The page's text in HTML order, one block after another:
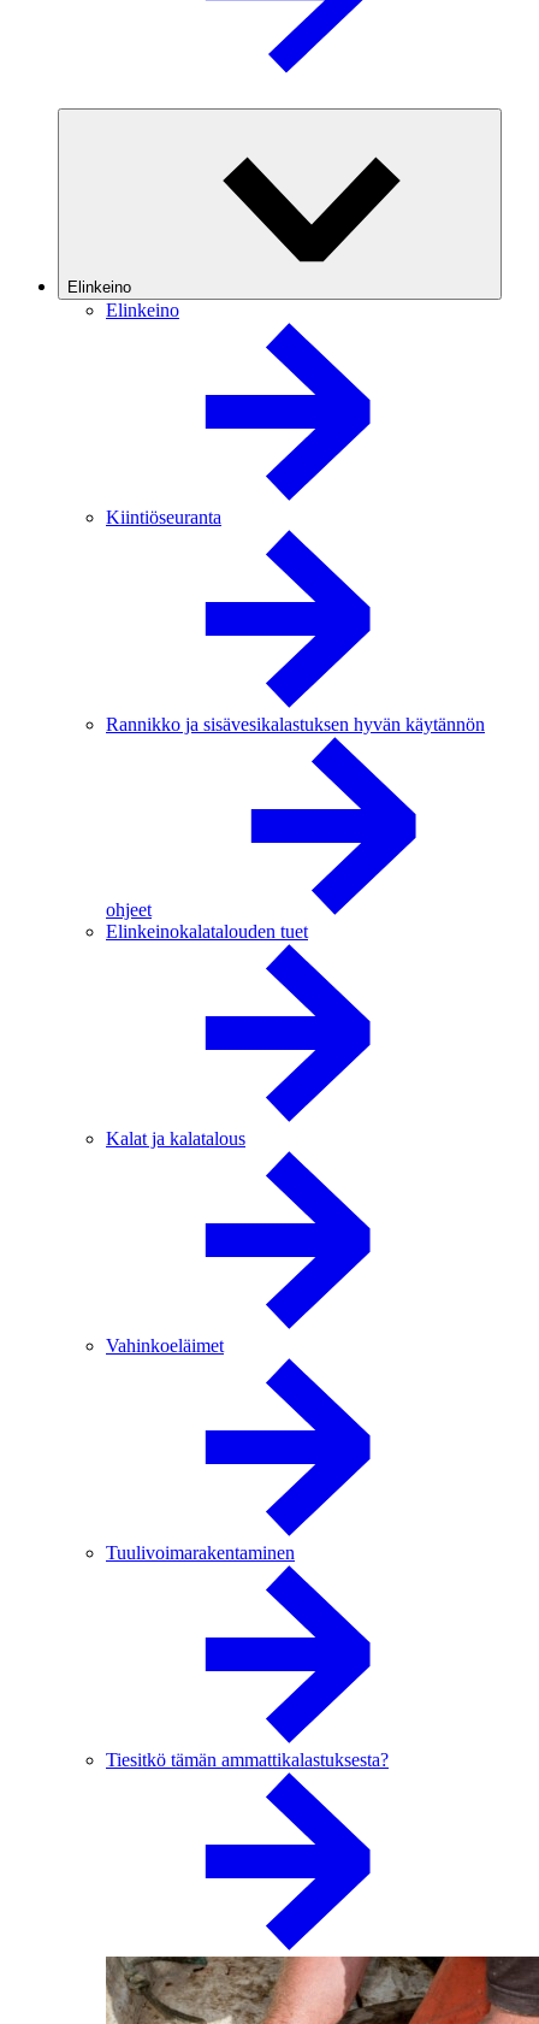
Elinkeino
Elinkeino
Kiintiöseuranta
Rannikko ja sisävesikalastuksen hyvän käytännön
ohjeet
Elinkeinokalatalouden tuet
Kalat ja kalatalous
Vahinkoeläimet
Tuulivoimarakentaminen
Tiesitkö tämän ammattikalastuksesta?